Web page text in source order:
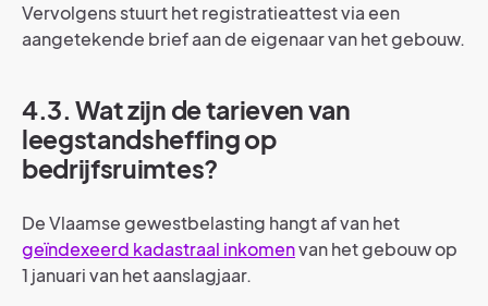
Vervolgens stuurt het registratieattest via een
aangetekende brief aan de eigenaar van het gebouw.
4.3. Wat zijn de tarieven van
leegstandsheffing op
bedrijfsruimtes?
De Vlaamse gewestbelasting hangt af van het
geïndexeerd kadastraal inkomenvan het gebouw op
1 januari van het aanslagjaar.